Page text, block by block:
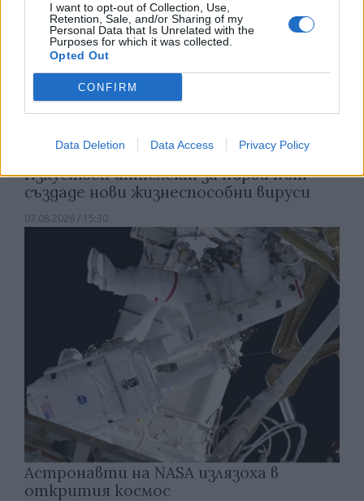
I want to opt-out of Collection, Use,
Retention, Sale, and/or Sharing of my
Personal Data that Is Unrelated with the
Purposes for which it was collected.
Opted Out
CONFIRM
Data Deletion Data Access Privacy Policy
Изкуствен интелект за първи път
създаде нови жизнеспособни вируси
07.08.2026 / 15:30
Астронавти на NASA излязоха в
открития космос